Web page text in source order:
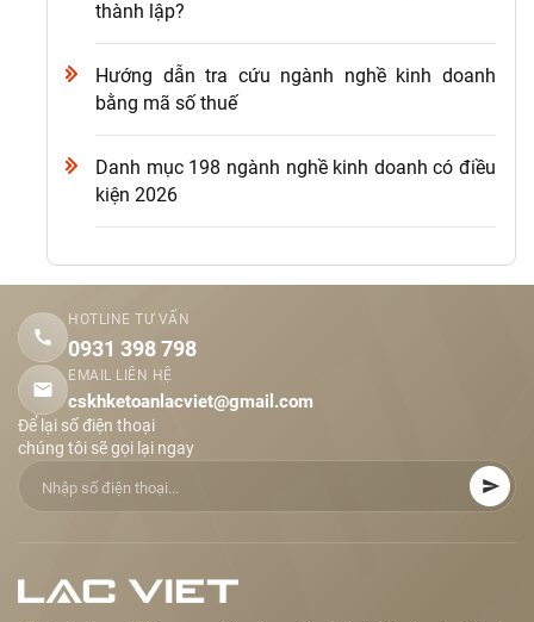
thành lập?
Hướng dẫn tra cứu ngành nghề kinh doanh
bằng mã số thuế
Danh mục 198 ngành nghề kinh doanh có điều
kiện 2026
HOTLINE TƯ VẤN
0931 398 798
EMAIL LIÊN HỆ
cskhketoanlacviet@gmail.com
Để lại số điện thoại
chúng tôi sẽ gọi lại ngay